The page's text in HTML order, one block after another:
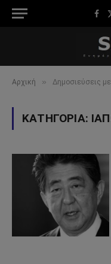
Αρχική » Δημοσιεύσεις
ΚΑΤΗΓΟΡΊΑ: